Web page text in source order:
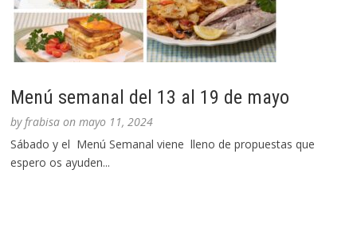
Menú semanal del 13 al 19 de mayo
byfrabisa onmayo 11, 2024
Sábado y el Menú Semanal viene lleno de propuestas que
espero os ayuden...